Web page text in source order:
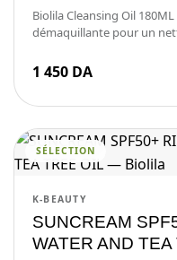
Biolila Cleansing Oil
démaquillante pour un
1 450 DA
SÉLECTION
K-BEAUTY
SUNCREAM
WATER AND